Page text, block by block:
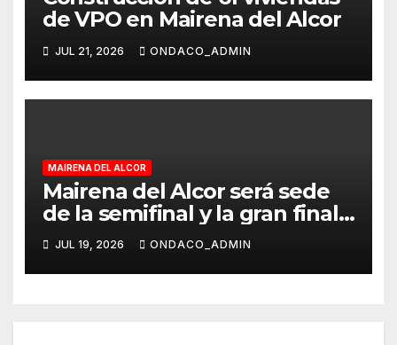
de VPO en Mairena del Alcor
JUL 21, 2026 ONDACO_ADMIN
MAIRENA DEL ALCOR
Mairena del Alcor será sede
de la semifinal y la gran final
del Circuito Provincial de
Natación 2026
JUL 19, 2026 ONDACO_ADMIN